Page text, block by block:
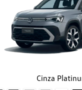
Cinza